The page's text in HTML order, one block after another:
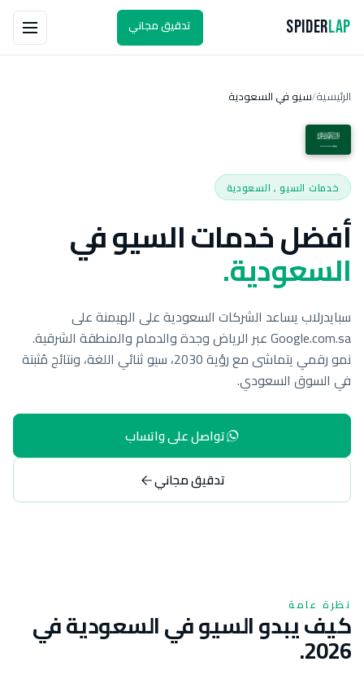
SpiderLap تدقيق مجاني
الرئيسية/سيو في السعودية
خدمات السيو , السعودية
أفضل خدمات السيو في
السعودية.
سبايدرلاب يساعد الشركات السعودية على الهيمنة على
Google.com.sa عبر الرياض وجدة والدمام والمنطقة الشرقية.
نمو رقمي يتماشى مع رؤية 2030، سيو ثنائي اللغة، ونتائج مُثبتة
في السوق السعودي.
تواصل على واتساب
تدقيق مجاني
نظرة عامة
كيف يبدو السيو في السعودية في
2026.